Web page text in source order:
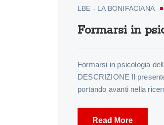
LBE - LA BONIFACIANA
Formarsi in
Formarsi in psicologia
DESCRIZIONE Il
portando avanti nella
Read More